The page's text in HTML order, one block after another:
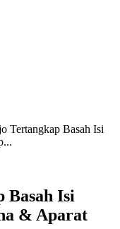
Tertangkap Basah Isi
Basah Isi
& Aparat